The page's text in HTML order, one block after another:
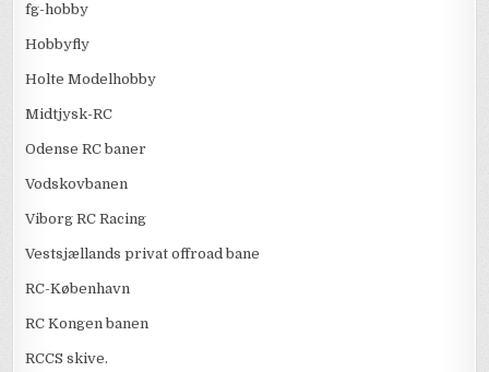
fg-hobby
Hobbyfly
Holte Modelhobby
Midtjysk-RC
Odense RC baner
Vodskovbanen
Viborg RC Racing
Vestsjællands privat offroad bane
RC-København
RC Kongen banen
RCCS skive.